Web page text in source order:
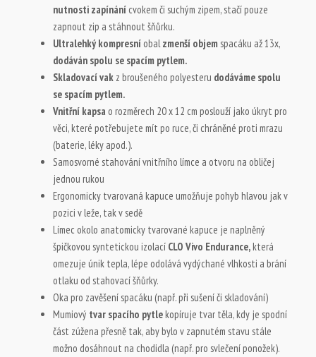
nutnosti zapínání cvokem či suchým zipem, stačí pouze
zapnout zip a stáhnout šňůrku.
Ultralehký kompresní obalzmenší objemspacáku až 13x,
dodáván spolu se spacím pytlem.
Skladovací vak z broušeného polyesteru dodáváme spolu
se spacím pytlem.
Vnitřní kapsa o rozměrech 20 x 12 cm poslouží jako úkryt pro
věci, které potřebujete mít po ruce, či chráněné proti mrazu
(baterie, léky apod.).
Samosvorné stahování vnitřního límce a otvoru na obličej
jednou rukou
Ergonomicky tvarovaná kapuce umožňuje pohyb hlavou jak v
pozici v leže, tak v sedě
Límec okolo anatomicky tvarované kapuce je naplněný
špičkovou syntetickou izolací CLO Vivo Endurance,která
omezuje únik tepla, lépe odolává vydýchané vlhkosti a brání
otlaku od stahovací šňůrky.
Oka pro zavěšení spacáku (např. při sušení či skladování)
Mumiový tvar spacího pytlekopíruje tvar těla, kdy je spodní
část zúžena přesně tak, aby bylo v zapnutém stavu stále
možno dosáhnout na chodidla (např. pro svlečení ponožek).